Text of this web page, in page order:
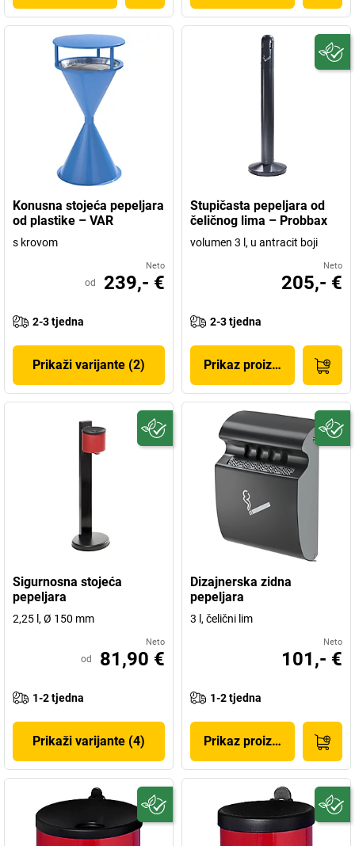
Konusna stojeća pepeljara
od plastike – VAR
s krovom
Neto
od 239,- €
2-3 tjedna
Prikaži varijante (2)
Stupičasta pepeljara od
čeličnog lima – Probbax
volumen 3 l, u antracit boji
Neto
205,- €
2-3 tjedna
Prikaz proizvoda
Sigurnosna stojeća
pepeljara
2,25 l, Ø 150 mm
Neto
od 81,90 €
1-2 tjedna
Prikaži varijante (4)
Dizajnerska zidna
pepeljara
3 l, čelični lim
Neto
101,- €
1-2 tjedna
Prikaz proizvoda